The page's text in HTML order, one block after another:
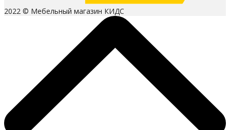
2022 © Мебельный магазин КИДС